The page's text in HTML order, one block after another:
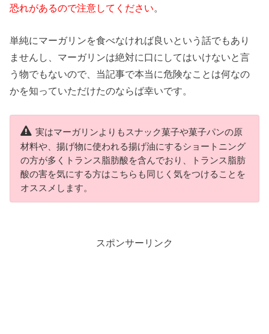
恐れがあるので注意してください。
単純にマーガリンを食べなければ良いという話でもあり
ませんし、マーガリンは絶対に口にしてはいけないと言
う物でもないので、当記事で本当に危険なことは何なの
かを知っていただけたのならば幸いです。
実はマーガリンよりもスナック菓子や菓子パンの原
材料や、揚げ物に使われる揚げ油にするショートニング
の方が多くトランス脂肪酸を含んでおり、トランス脂肪
酸の害を気にする方はこちらも同じく気をつけることを
オススメします。
スポンサーリンク